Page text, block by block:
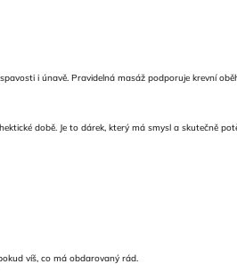
i únavě. Pravidelná masáž podporuje krevní
době. Je to dárek, který má smysl a skutečně
víš, co má obdarovaný rád.